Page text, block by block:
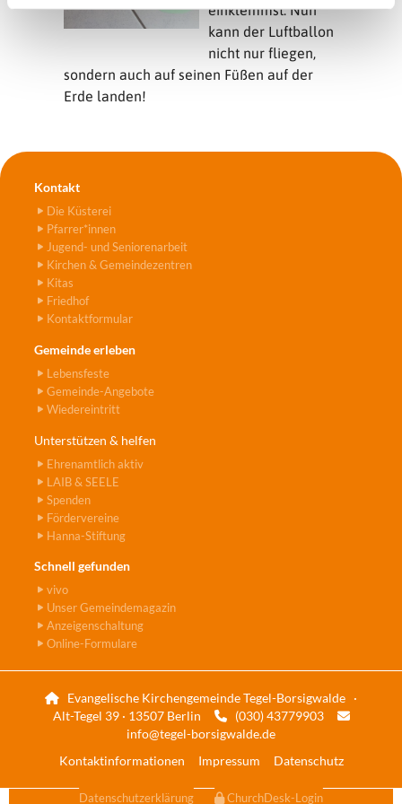
einklemmst. Nun
kann der Luftballon
nicht nur fliegen,
sondern auch auf seinen Füßen auf der
Erde landen!
Kontakt
Die Küsterei
Pfarrer*innen
Jugend- und Seniorenarbeit
Kirchen & Gemeindezentren
Kitas
Friedhof
Kontaktformular
Gemeinde erleben
Lebensfeste
Gemeinde-Angebote
Wiedereintritt
Unterstützen & helfen
Ehrenamtlich aktiv
LAIB & SEELE
Spenden
Fördervereine
Hanna-Stiftung
Schnell gefunden
vivo
Unser Gemeindemagazin
Anzeigenschaltung
Online-Formulare

Evangelische Kirchengemeinde Tegel-Borsigwalde ·
Alt-Tegel 39 · 13507 Berlin
(030) 43779903 
info@tegel-borsigwalde.de
Kontaktinformationen
Impressum Datenschutz
Datenschutzerklärung ChurchDesk-Login